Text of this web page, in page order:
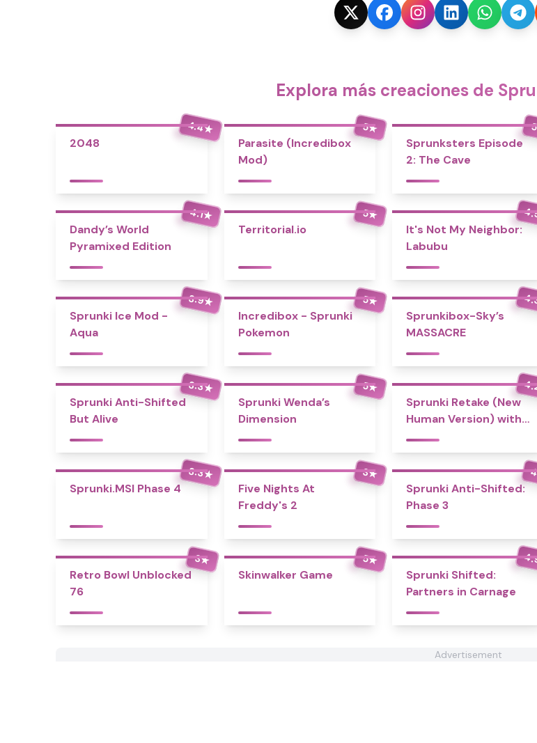
Explora más creaciones de
4.4★
2048
5★
Parasite (Incredibox
Mod)
Sprunksters Episode
2: The Cave
4.1★
Dandy’s World
Pyramixed Edition
5★
Territorial.io
It's Not My Neighbor:
Labubu
3.9★
Sprunki Ice Mod -
Aqua
5★
Incredibox - Sprunki
Pokemon
Sprunkibox-Sky’s
MASSACRE
3.3★
Sprunki Anti-Shifted
But Alive
5★
Sprunki Wenda’s
Dimension
Sprunki Retake (New
Human Version) with
Bonus
3.3★
Sprunki.MSI Phase 4
3★
Five Nights At
Freddy's 2
Sprunki Anti-Shifted:
Phase 3
3★
Retro Bowl Unblocked
76
5★
Skinwalker Game
Sprunki Shifted:
Partners in Carnage
Advertisement